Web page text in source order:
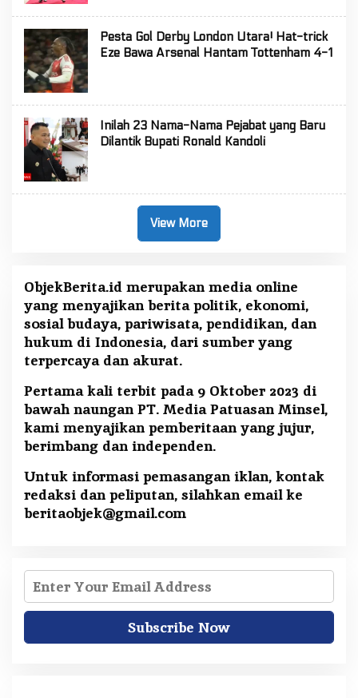
Pesta Gol Derby London Utara! Hat-trick
Eze Bawa Arsenal Hantam Tottenham 4-1
Inilah 23 Nama-Nama Pejabat yang Baru
Dilantik Bupati Ronald Kandoli
View More
ObjekBerita.id merupakan media online
yang menyajikan berita politik, ekonomi,
sosial budaya, pariwisata, pendidikan, dan
hukum di Indonesia, dari sumber yang
terpercaya dan akurat.
Pertama kali terbit pada 9 Oktober 2023 di
bawah naungan PT. Media Patuasan Minsel,
kami menyajikan pemberitaan yang jujur,
berimbang dan independen.
Untuk informasi pemasangan iklan, kontak
redaksi dan peliputan, silahkan email ke
beritaobjek@gmail.com